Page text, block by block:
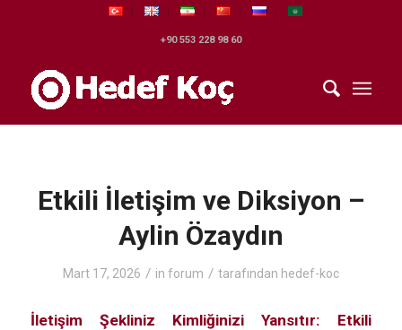
+90 553 228 98 60
Etkili İletişim ve Diksiyon –
Aylin Özaydın
Mart 17, 2026 / in forum / tarafından hedef-koc
İletişim Şekliniz Kimliğinizi Yansıtır: Etkili